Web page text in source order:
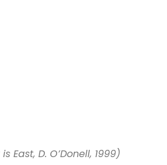
East, D. O’Donell, 1999)